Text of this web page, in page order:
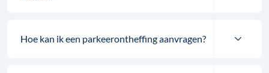
Hoe kan ik een parkeerontheffing aanvragen?